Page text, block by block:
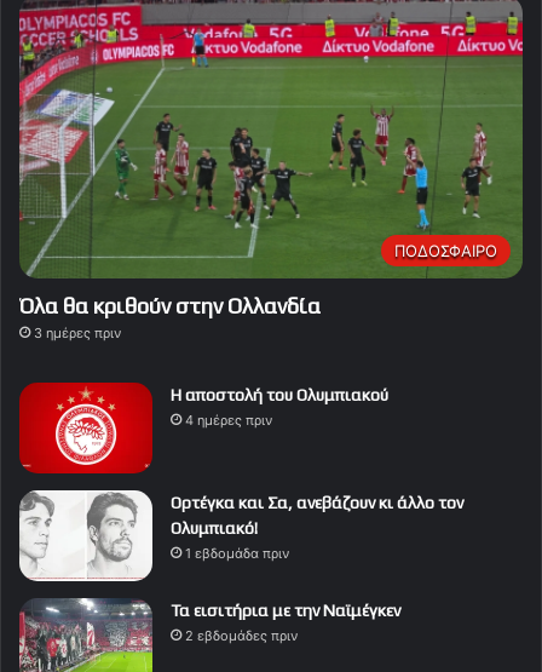
ΠΟΔΟΣΦΑΙΡΟ
Όλα θα κριθούν στην Ολλανδία
3 ημέρες πριν
Η αποστολή του Ολυμπιακού
4 ημέρες πριν
Ορτέγκα και Σα, ανεβάζουν κι άλλο τον
Ολυμπιακό!
1 εβδομάδα πριν
Τα εισιτήρια με την Ναϊμέγκεν
2 εβδομάδες πριν